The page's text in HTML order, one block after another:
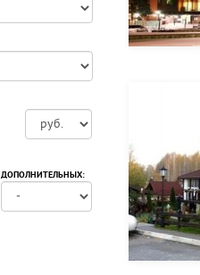
ДОПОЛНИТЕЛЬНЫХ: